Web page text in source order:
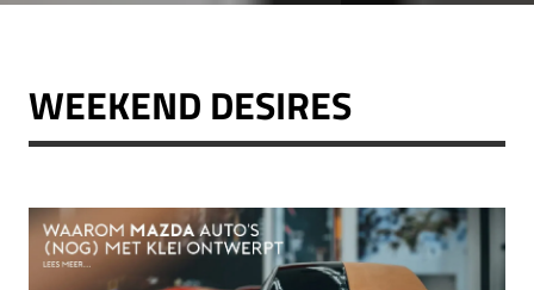
WEEKEND DESIRES